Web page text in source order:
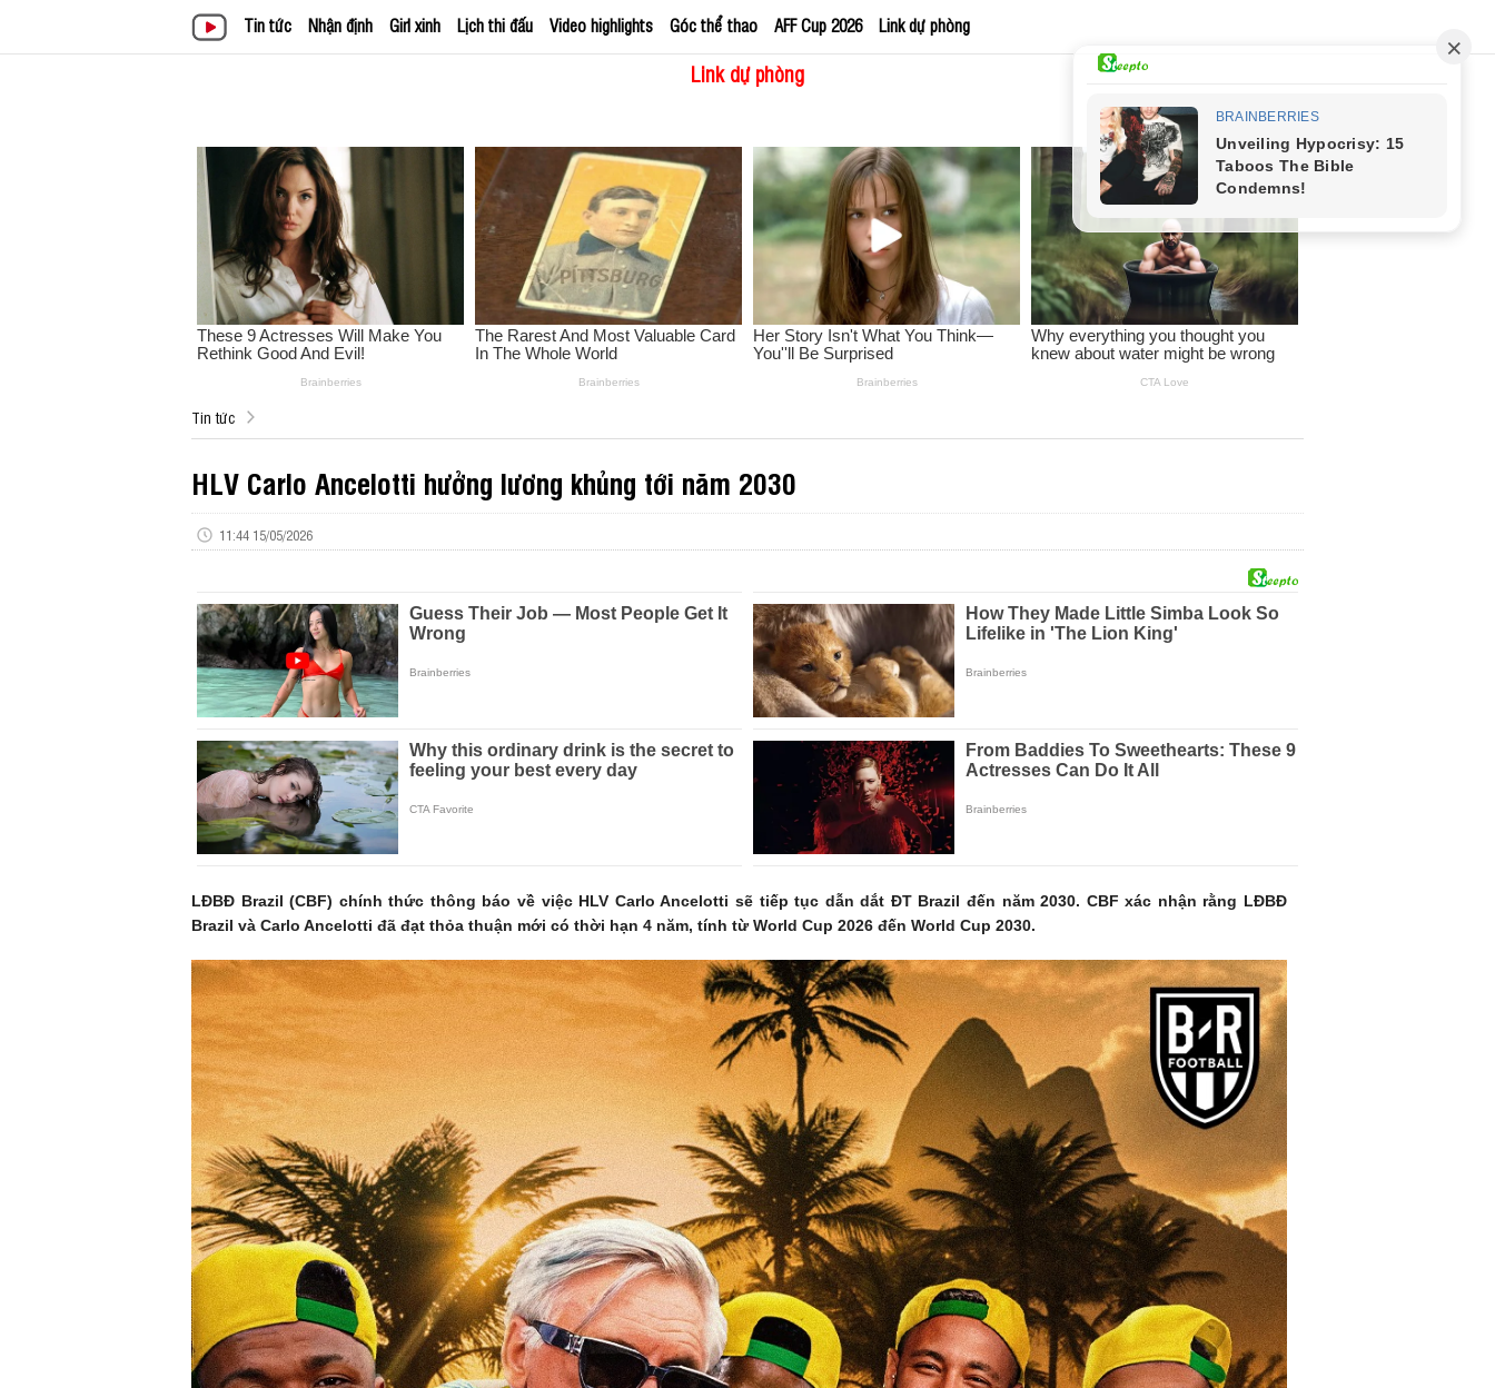
Tin tức Nhận định Girl xinh Lịch thi đấu Video highlights Góc thể thao AFF Cup 2026 Link dự phòng
Link dự phòng
Tin tức
HLV Carlo Ancelotti hưởng lương khủng tới năm 2030
11:44 15/05/2026
LĐBĐ Brazil (CBF) chính thức thông báo về việc HLV Carlo Ancelotti sẽ tiếp tục dẫn dắt ĐT Brazil đến năm 2030. CBF xác nhận rằng LĐBĐ
Brazil và Carlo Ancelotti đã đạt thỏa thuận mới có thời hạn 4 năm, tính từ World Cup 2026 đến World Cup 2030.